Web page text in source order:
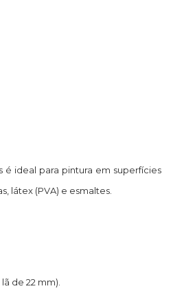
é ideal para pintura em superfícies
látex (PVA) e esmaltes.
de 22 mm).